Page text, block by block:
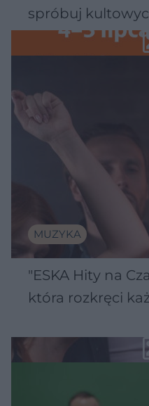
spróbuj
Wawelu
MUZYKA
"ESKA Hity na
która rozkręci